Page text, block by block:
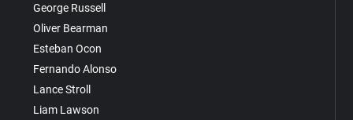
George Russell
Oliver Bearman
Esteban Ocon
Fernando Alonso
Lance Stroll
Liam Lawson